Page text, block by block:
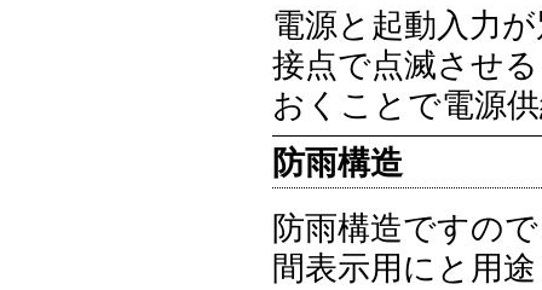
電源と起動入力
接点で点滅させ
おくことで電源
防雨構造
防雨構造ですの
間表示用にと用